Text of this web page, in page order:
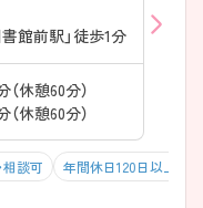
館前駅」徒歩1分
休憩60分）
休憩60分）
相談可 年間休日120日以上